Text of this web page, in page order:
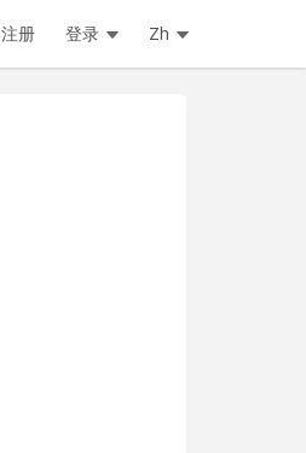
注册 登录 Zh